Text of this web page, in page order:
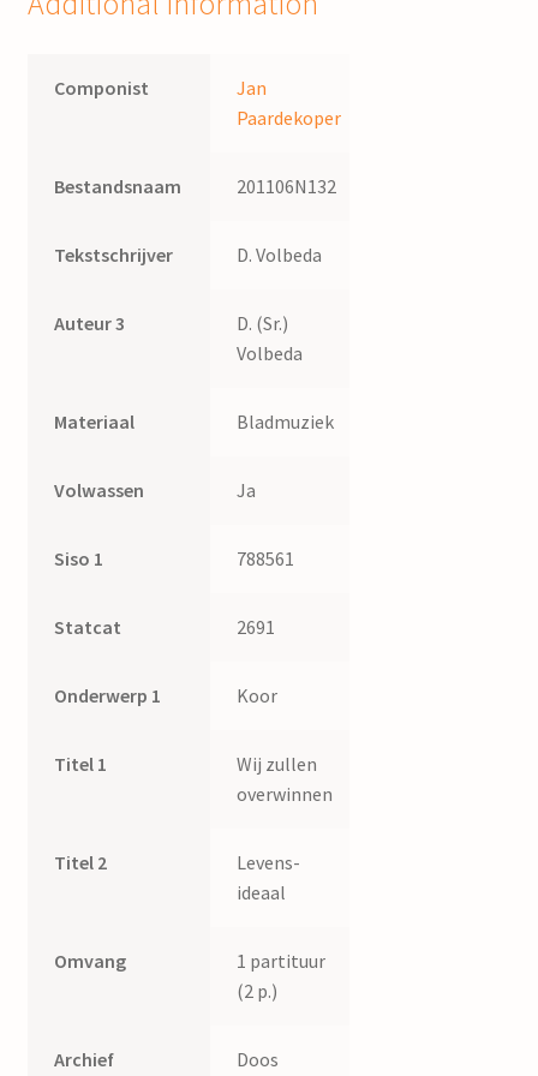
Componist
Jan
Paardekoper
Bestandsnaam 201106N132
Tekstschrijver D. Volbeda
Auteur 3
D. (Sr.)
Volbeda
Materiaal Bladmuziek
Volwassen Ja
Siso 1 788561
Statcat 2691
Onderwerp 1 Koor
Titel 1
Wij zullen
overwinnen
Titel 2
Levens-
ideaal
Omvang
1 partituur
(2 p.)
Archief Doos